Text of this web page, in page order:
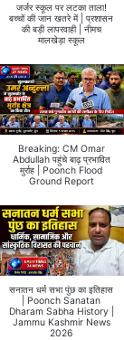
जर्जर स्कूल पर लटका ताला!
बच्चों की जान खतरे में | प्रशासन
की बड़ी लापरवाही | नीमच
मालखेड़ा स्कूल
Breaking: CM Omar
Abdullah पहुंचे बाढ़ प्रभावित
मुर्राह | Poonch Flood
Ground Report
सनातन धर्म सभा पुंछ का इतिहास
| Poonch Sanatan
Dharam Sabha History |
Jammu Kashmir News
2026